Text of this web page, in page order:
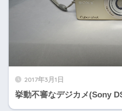
2017年3月1日
挙動不審なデジカメ(Sony